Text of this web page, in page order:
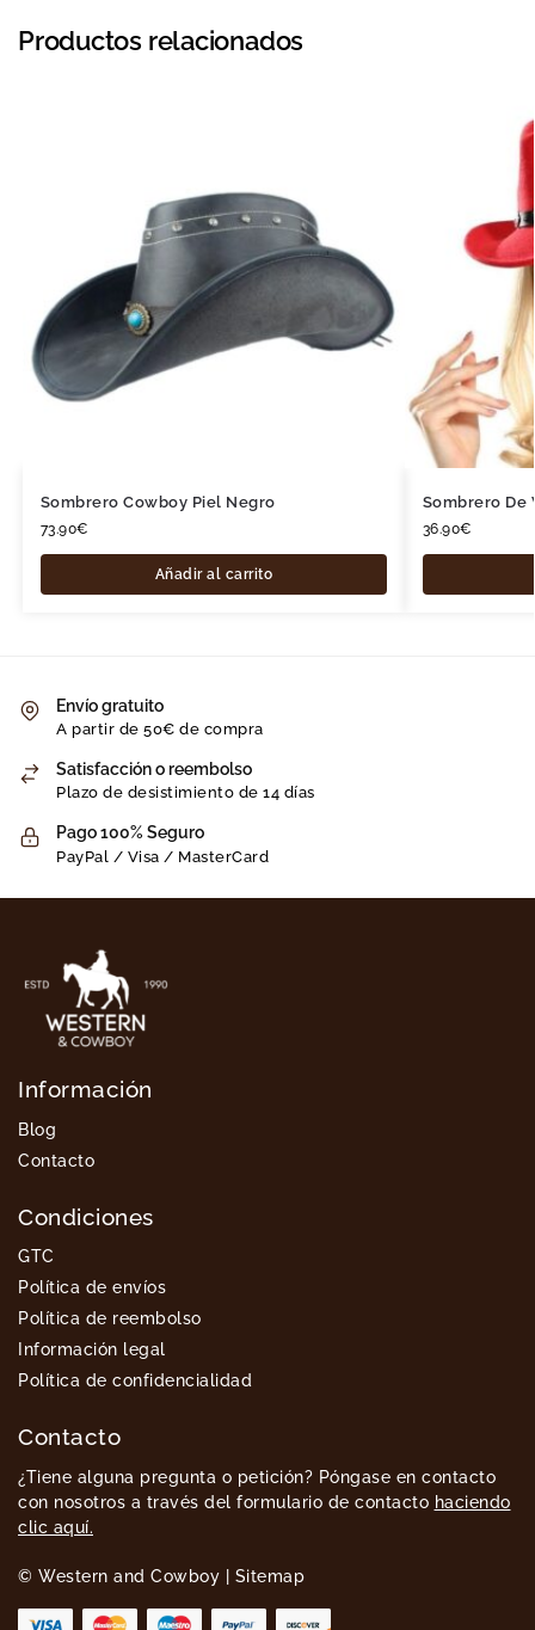
Productos relacionados
Sombrero Cowboy Piel Negro
73.90€
Añadir al carrito
Sombrero De
36.90€
Envío gratuito
A partir de 50€ de compra
Satisfacción o reembolso
Plazo de desistimiento de 14 días
Pago 100% Seguro
PayPal / Visa / MasterCard
Información
Blog
Contacto
Condiciones
GTC
Política de envíos
Política de reembolso
Información legal
Política de confidencialidad
Contacto
¿Tiene alguna pregunta o petición? Póngase en contacto
con nosotros a través del formulario de contacto haciendo
clic aquí.
© Western and Cowboy | Sitemap